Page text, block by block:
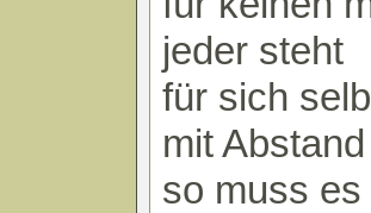
jeder steht
für sich
mit
so muss es